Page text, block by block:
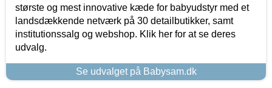
største og mest innovative kæde for babyudstyr med et
landsdækkende netværk på 30 detailbutikker, samt
institutionssalg og webshop. Klik her for at se deres
udvalg.
Se udvalget på Babysam.dk